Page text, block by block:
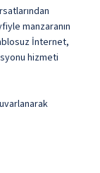
manzaranın
İnternet,
hizmeti